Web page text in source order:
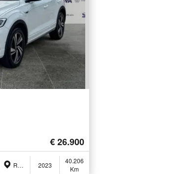
€ 26.900
Ravenna (RA) 2023
40.206
Km